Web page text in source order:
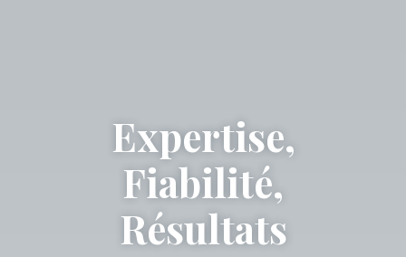
Expertise,
Fiabilité,
Résultats